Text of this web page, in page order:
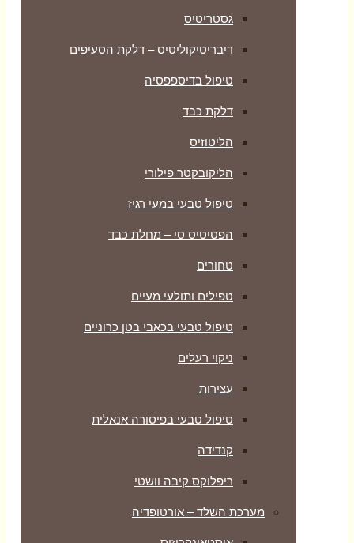
גסטריטיס
דיבריטיקוליטיס – דלקת הסעיפים
טיפול בדיספפסיה
דלקת כבד
הליטוזיס
הליקובקטר פילורי
טיפול טבעי במעי רגיז
הפטיטיס סי – מחלת כבד
טחורים
טפילים ותולעי מעיים
טיפול טבעי בכאבי בטן כרוניים
ניקוי רעלים
עצירות
טיפול טבעי בפיסורה אנאלית
קנדידה
ריפלוקס קיבה וושטי
מערכת השלד – אורטופדיה